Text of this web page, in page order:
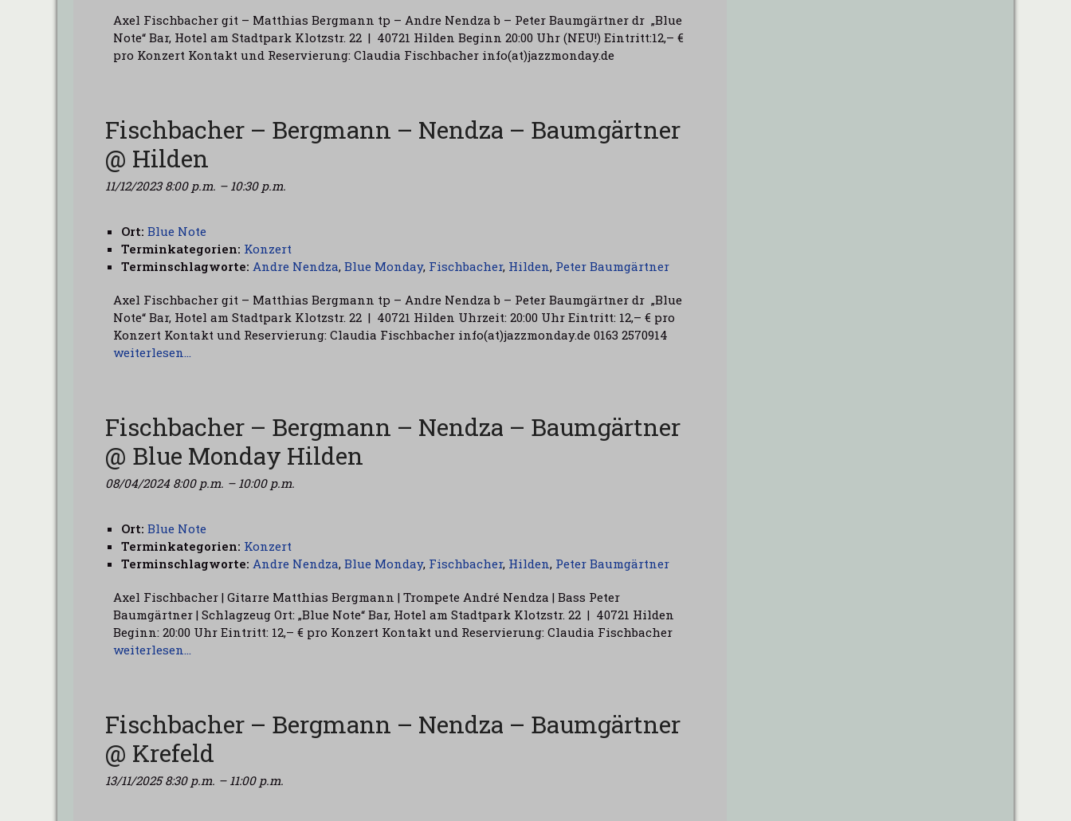
Axel Fischbacher git – Matthias Bergmann tp – Andre Nendza b – Peter Baumgärtner dr „Blue
Note“ Bar, Hotel am Stadtpark Klotzstr. 22 | 40721 Hilden Beginn 20:00 Uhr (NEU!) Eintritt:12,– €
pro Konzert Kontakt und Reservierung: Claudia Fischbacher info(at)jazzmonday.de
Fischbacher – Bergmann – Nendza – Baumgärtner
@ Hilden
11/12/2023 8:00 p.m. – 10:30 p.m.
Ort: Blue Note
Terminkategorien: Konzert
Terminschlagworte: Andre Nendza, Blue Monday, Fischbacher, Hilden, Peter Baumgärtner
Axel Fischbacher git – Matthias Bergmann tp – Andre Nendza b – Peter Baumgärtner dr „Blue
Note“ Bar, Hotel am Stadtpark Klotzstr. 22 | 40721 Hilden Uhrzeit: 20:00 Uhr Eintritt: 12,– € pro
Konzert Kontakt und Reservierung: Claudia Fischbacher info(at)jazzmonday.de 0163 2570914
weiterlesen…
Fischbacher – Bergmann – Nendza – Baumgärtner
@ Blue Monday Hilden
08/04/2024 8:00 p.m. – 10:00 p.m.
Ort: Blue Note
Terminkategorien: Konzert
Terminschlagworte: Andre Nendza, Blue Monday, Fischbacher, Hilden, Peter Baumgärtner
Axel Fischbacher | Gitarre Matthias Bergmann | Trompete André Nendza | Bass Peter
Baumgärtner | Schlagzeug Ort: „Blue Note“ Bar, Hotel am Stadtpark Klotzstr. 22 | 40721 Hilden
Beginn: 20:00 Uhr Eintritt: 12,– € pro Konzert Kontakt und Reservierung: Claudia Fischbacher
weiterlesen…
Fischbacher – Bergmann – Nendza – Baumgärtner
@ Krefeld
13/11/2025 8:30 p.m. – 11:00 p.m.